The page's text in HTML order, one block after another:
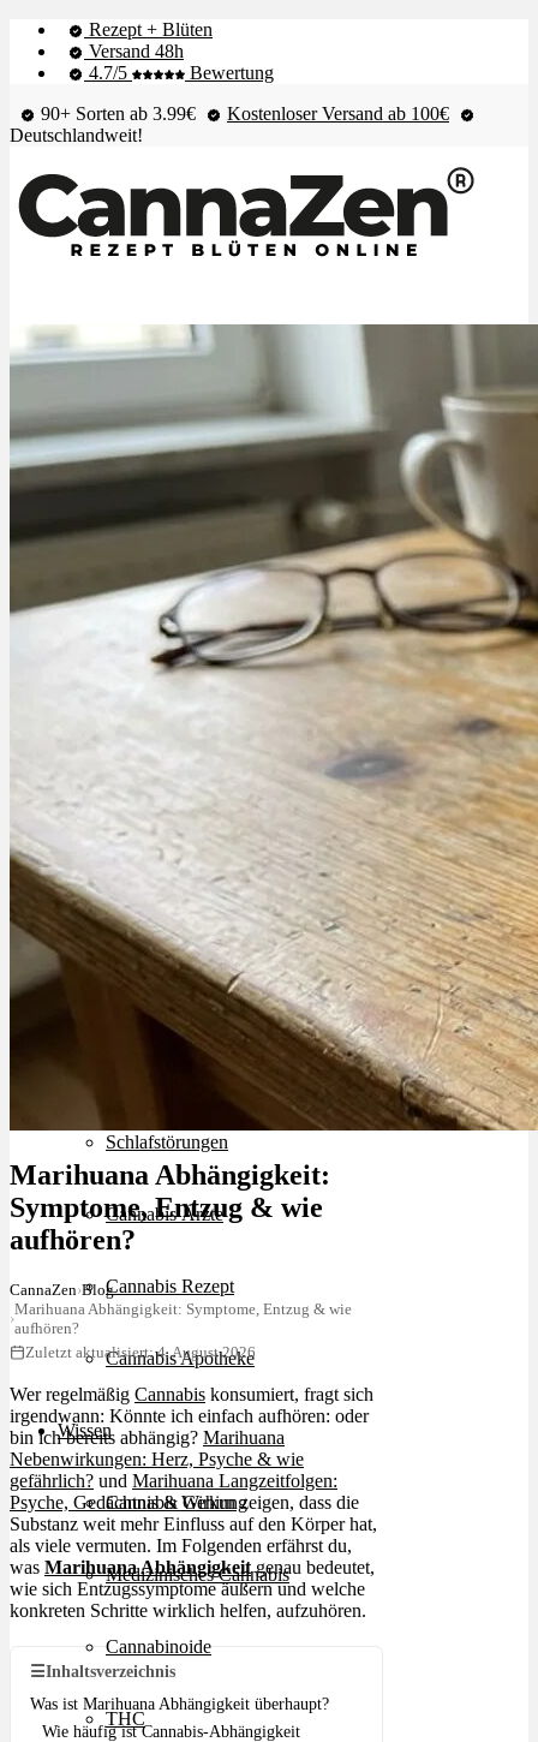
Rezept + Blüten
Versand 48h
4.7/5
Bewertung
90+ Sorten ab 3.99€
Kostenloser Versand ab 100€
Deutschlandweit!
Shop & Live-Bestand
Blüten
Alle Krankheiten
Chronische Schmerzen
ADHS
Angststörungen
Chronische Migräne
Schlafstörungen
Cannabis Ärzte
Cannabis Rezept
Cannabis Apotheke
Wissen
Cannabis Wirkung
Medizinisches Cannabis
Cannabinoide
THC
Marihuana Abhängigkeit:
Symptome, Entzug & wie
aufhören?
CannaZen›Blog
›
Marihuana Abhängigkeit: Symptome, Entzug & wie
aufhören?
Zuletzt aktualisiert: 4. August 2026
Wer regelmäßig Cannabis konsumiert, fragt sich
irgendwann: Könnte ich einfach aufhören: oder
bin ich bereits abhängig? Marihuana
Nebenwirkungen: Herz, Psyche & wie
gefährlich? und Marihuana Langzeitfolgen:
Psyche, Gedächtnis & Gehirnzeigen, dass die
Substanz weit mehr Einfluss auf den Körper hat,
als viele vermuten. Im Folgenden erfährst du,
was Marihuana Abhängigkeitgenau bedeutet,
wie sich Entzugssymptome äußern und welche
konkreten Schritte wirklich helfen, aufzuhören.
☰Inhaltsverzeichnis
Was ist Marihuana Abhängigkeit überhaupt?
Wie häufig ist Cannabis-Abhängigkeit